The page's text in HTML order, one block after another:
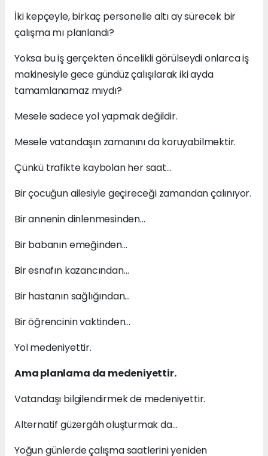
İki kepçeyle, birkaç personelle altı ay sürecek bir
çalışma mı planlandı?
Yoksa bu iş gerçekten öncelikli görülseydi onlarca iş
makinesiyle gece gündüz çalışılarak iki ayda
tamamlanamaz mıydı?
Mesele sadece yol yapmak değildir.
Mesele vatandaşın zamanını da koruyabilmektir.
Çünkü trafikte kaybolan her saat…
Bir çocuğun ailesiyle geçireceği zamandan çalınıyor.
Bir annenin dinlenmesinden…
Bir babanın emeğinden…
Bir esnafın kazancından…
Bir hastanın sağlığından…
Bir öğrencinin vaktinden…
Yol medeniyettir.
Ama planlama da medeniyettir.
Vatandaşı bilgilendirmek de medeniyettir.
Alternatif güzergâh oluşturmak da…
Yoğun günlerde çalışma saatlerini yeniden